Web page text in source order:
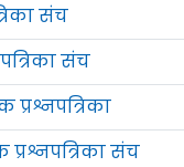
संच
संच
प्रश्नपत्रिका
प्रश्नपत्रिका संच